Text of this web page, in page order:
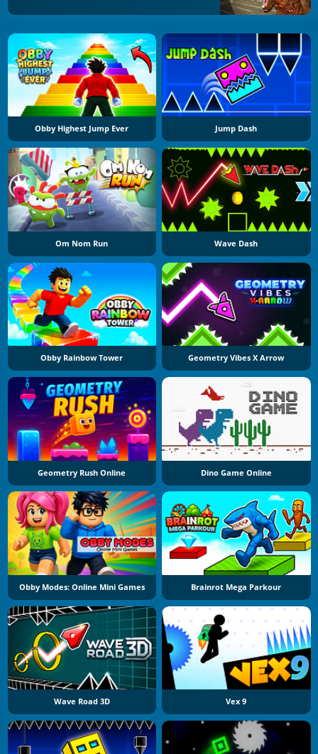
Obby Highest Jump Ever Jump Dash
Om Nom Run Wave Dash
Obby Rainbow Tower Geometry Vibes X Arrow
Geometry Rush Online Dino Game Online
Obby Modes: Online Mini Games Brainrot Mega Parkour
Wave Road 3D Vex 9